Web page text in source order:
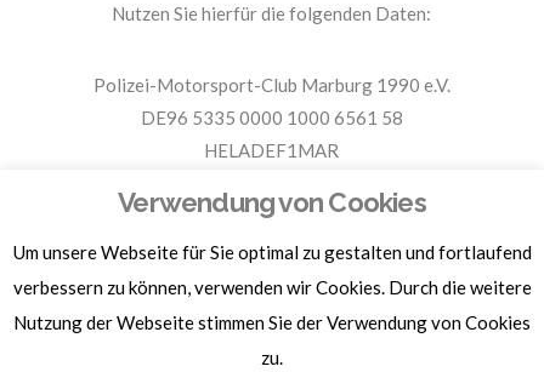
Nutzen Sie hierfür die folgenden Daten:
Polizei-Motorsport-Club Marburg 1990 e.V.
DE96 5335 0000 1000 6561 58
HELADEF1MAR
Für Spendenbescheinigungen, Sachspenden und weitere
Informationen, hier klicken.
Verwendung von Cookies
Um unsere Webseite für Sie optimal zu gestalten und fortlaufend
verbessern zu können, verwenden wir Cookies. Durch die weitere
Nutzung der Webseite stimmen Sie der Verwendung von Cookies
zu.